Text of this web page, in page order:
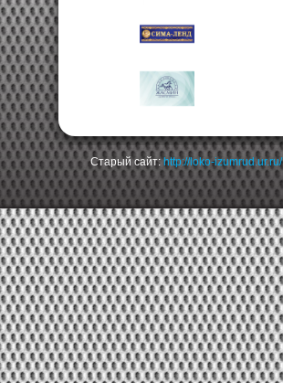
Старый сайт:http://loko-izumrud.ur.ru/